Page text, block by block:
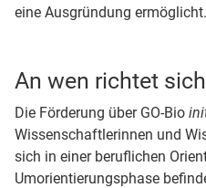
eine Ausgründung ermöglicht.
An wen richtet
Die Förderung über GO-Bio
Wissen­schaftlerinnen und
sich in einer beruflichen
Umorientierungs­phase